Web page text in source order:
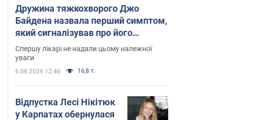
Дружина тяжкохворого Джо
Байдена назвала перший симптом,
який сигналізував про його
"агресивний" рак
Спершу лікарі не надали цьому належної
уваги
6.08.2026 12:46 16,8 т.
Відпустка Лесі Нікітюк
у Карпатах обернулася